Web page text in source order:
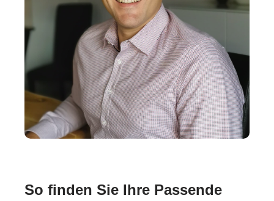
So finden Sie Ihre Passende